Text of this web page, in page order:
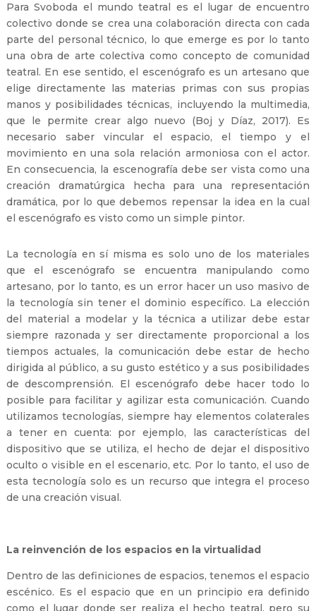
Para Svoboda el mundo teatral es el lugar de encuentro
colectivo donde se crea una colaboración directa con cada
parte del personal técnico, lo que emerge es por lo tanto
una obra de arte colectiva como concepto de comunidad
teatral. En ese sentido, el escenógrafo es un artesano que
elige directamente las materias primas con sus propias
manos y posibilidades técnicas, incluyendo la multimedia,
que le permite crear algo nuevo (Boj y Díaz, 2017). Es
necesario saber vincular el espacio, el tiempo y el
movimiento en una sola relación armoniosa con el actor.
En consecuencia, la escenografía debe ser vista como una
creación dramatúrgica hecha para una representación
dramática, por lo que debemos repensar la idea en la cual
el escenógrafo es visto como un simple pintor.
La tecnología en sí misma es solo uno de los materiales
que el escenógrafo se encuentra manipulando como
artesano, por lo tanto, es un error hacer un uso masivo de
la tecnología sin tener el dominio específico. La elección
del material a modelar y la técnica a utilizar debe estar
siempre razonada y ser directamente proporcional a los
tiempos actuales, la comunicación debe estar de hecho
dirigida al público, a su gusto estético y a sus posibilidades
de descomprensión. El escenógrafo debe hacer todo lo
posible para facilitar y agilizar esta comunicación. Cuando
utilizamos tecnologías, siempre hay elementos colaterales
a tener en cuenta: por ejemplo, las características del
dispositivo que se utiliza, el hecho de dejar el dispositivo
oculto o visible en el escenario, etc. Por lo tanto, el uso de
esta tecnología solo es un recurso que integra el proceso
de una creación visual.
La reinvención de los espacios en la virtualidad
Dentro de las definiciones de espacios, tenemos el espacio
escénico. Es el espacio que en un principio era definido
como el lugar donde ser realiza el hecho teatral, pero su